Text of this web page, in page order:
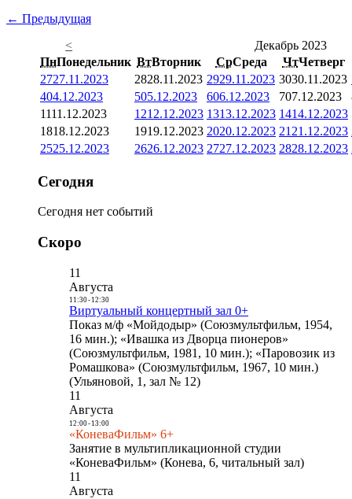
← Предыдущая
<
Декабрь 2023
ПнПонедельник ВтВторник СрСреда ЧтЧетверг
2727.11.2023 2828.11.2023 2929.11.2023 3030.11.2023
404.12.2023 505.12.2023 606.12.2023 707.12.2023
1111.12.2023 1212.12.2023 1313.12.2023 1414.12.2023
1818.12.2023 1919.12.2023 2020.12.2023 21 21.12.2023
2525.12.2023 2626.12.2023 2727.12.2023 2828.12.2023
Сегодня
Сегодня нет событий
Скоро
11
Августа
11:30- 12:30
Виртуальный концертный зал 0+
Показ м/ф «Мойдодыр» (Союзмультфильм, 1954,
16 мин.); «Ивашка из Дворца пионеров»
(Союзмультфильм, 1981, 10 мин.); «Паровозик из
Ромашкова» (Союзмультфильм, 1967, 10 мин.)
(Ульяновой, 1, зал № 12)
11
Августа
12:00- 13:00
«КоневаФильм» 6+
Занятие в мультипликационной студии
«КоневаФильм» (Конева, 6, читальный зал)
11
Августа